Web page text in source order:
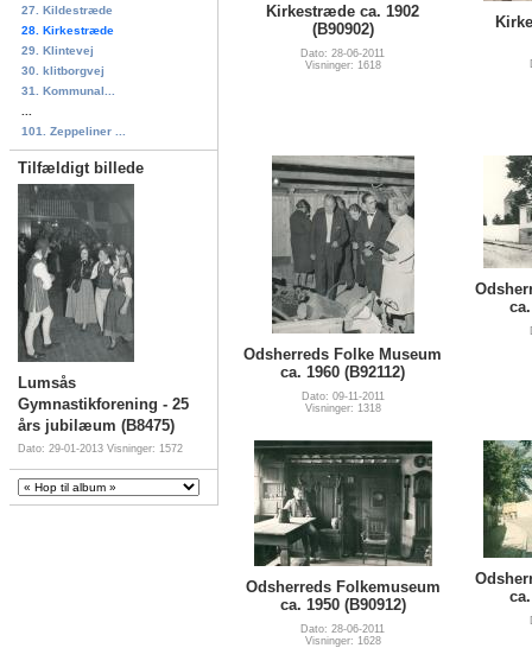
27. Kildestræde
28. Kirkestræde
29. Klintevej
30. klitborgvej
31. Kommunal...
101. Zeppeliner ...
Tilfældigt billede
Lumsås
Gymnastikforening - 25
års jubilæum (B8475)
Dato: 29-01-2013 Visninger: 1572
Kirkestræde ca. 1902
(B90902)
Dato: 28-06-2011
Visninger: 1618
Odsherreds Folke Museum
ca. 1960 (B92112)
Dato: 09-11-2011
Visninger: 1318
Odsherreds Folkemuseum
ca. 1950 (B90912)
Dato: 28-06-2011
Visninger: 1628